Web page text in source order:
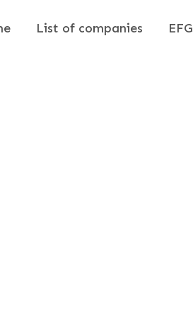
List of companies EFG